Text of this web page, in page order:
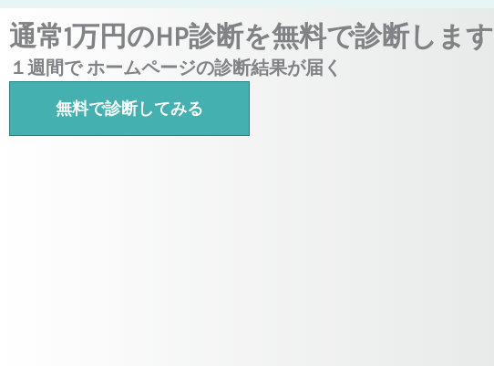
通常1万円のHP診断を無料で診断します
１週間で ホームページの診断結果が届く
無料で診断してみる